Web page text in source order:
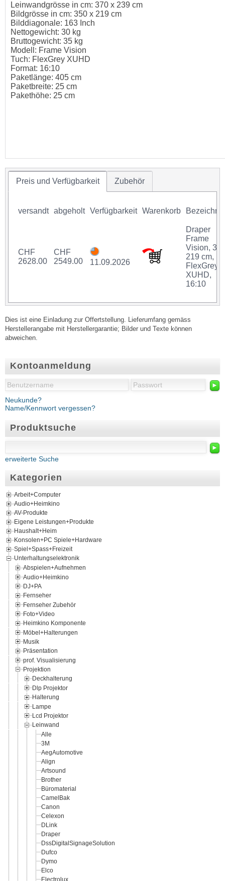
Kontoanmeldung
►
Neukunde?
Name/Kennwort vergessen?
Produktsuche
►
erweiterte Suche
Kategorien
Arbeit+Computer
Audio+Heimkino
AV-Produkte
Eigene Leistungen+Produkte
Haushalt+Heim
Konsolen+PC Spiele+Hardware
Spiel+Spass+Freizeit
Unterhaltungselektronik
Abspielen+Aufnehmen
Audio+Heimkino
DJ+PA
Fernseher
Fernseher Zubehör
Foto+Video
Heimkino Komponente
Möbel+Halterungen
Musik
Präsentation
prof. Visualisierung
Projektion
Deckhalterung
Dlp Projektor
Halterung
Lampe
Lcd Projektor
Leinwand
Alle
3M
AegAutomotive
Align
Artsound
Brother
Büromaterial
CamelBak
Canon
Celexon
DLink
Draper
DssDigitalSignageSolution
Dufco
Dymo
Elco
Electrolux
Leinwandgrösse in cm: 370 x 239 cm
Bildgrösse in cm: 350 x 219 cm
Bilddiagonale: 163 Inch
Nettogewicht: 30 kg
Bruttogewicht: 35 kg
Modell: Frame Vision
Tuch: FlexGrey XUHD
Format: 16:10
Paketlänge: 405 cm
Paketbreite: 25 cm
Pakethöhe: 25 cm
Preis und Verfügbarkeit Zubehör
versandt abgeholt Verfügbarkeit Warenkorb
CHF
2628.00
CHF
2549.00
11.09.2026
Draper
Frame
Vision,
219 cm,
FlexGrey
XUHD,
16:10
Dies ist eine Einladung zur Offertstellung. Lieferumfang gemäss
Herstellerangabe mit Herstellergarantie; Bilder und Texte können
abweichen.